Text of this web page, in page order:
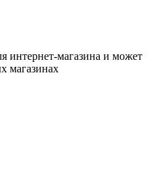
интернет-магазина и может
магазинах